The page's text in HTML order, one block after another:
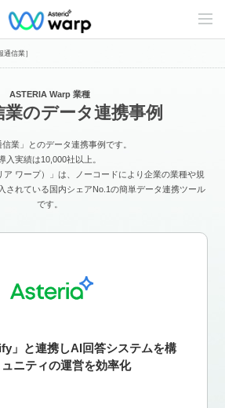
C
n
e
通信業］
ASTERIA Warp 業種
業のデータ連携事例
信業」とのデータ連携事例です。
入実績は10,000社以上。
ア ワープ）」は、ノーコードにより企業の業種や規
されている国内シェアNo.1の簡単データ連携ツール
です。
」と連携しAI回答システムを構
ニティの運営を効率化